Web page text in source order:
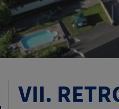
VII.